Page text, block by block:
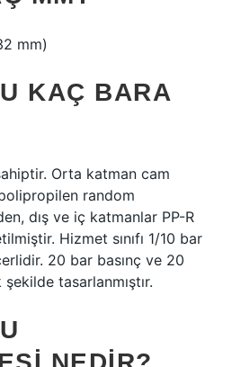
mm)
KAÇ BARA
Orta katman cam
random
dış ve iç katmanlar PP-R
Hizmet sınıfı 1/10 bar
20 bar basınç ve 20
şekilde tasarlanmıştır.